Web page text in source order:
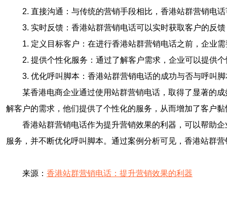
2. 直接沟通：与传统的营销手段相比，香港站群营销电
3. 实时反馈：香港站群营销电话可以实时获取客户的反
1. 定义目标客户：在进行香港站群营销电话之前，企业
2. 提供个性化服务：通过了解客户需求，企业可以提供
3. 优化呼叫脚本：香港站群营销电话的成功与否与呼叫
某香港电商企业通过使用站群营销电话，取得了显著的
解客户的需求，他们提供了个性化的服务，从而增加了客户
香港站群营销电话作为提升营销效果的利器，可以帮助
服务，并不断优化呼叫脚本。通过案例分析可见，香港站群
来源： 香港站群营销电话：提升营销效果的利器